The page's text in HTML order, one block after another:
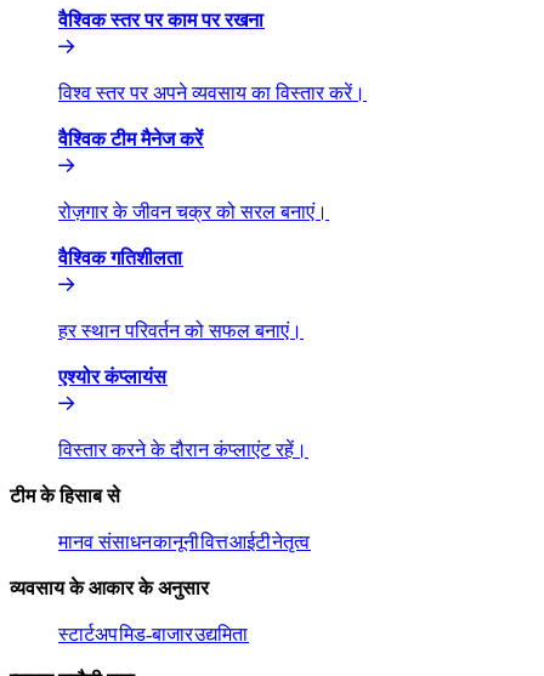
वैश्विक स्तर पर काम पर रखना​​
विश्व स्तर पर अपने व्यवसाय का विस्तार करें।​​
वैश्विक टीम मैनेज करें​​
रोज़गार के जीवन चक्र को सरल बनाएं।​​
वैश्विक गतिशीलता​​
हर स्थान परिवर्तन को सफल बनाएं।​​
एश्योर कंप्लायंस​​
विस्तार करने के दौरान कंप्लाएंट रहें।​​
टीम के हिसाब से​​
मानव संसाधन​​कानूनी​​वित्त​​आईटी​​नेतृत्व​​
व्यवसाय के आकार के अनुसार​​
स्टार्टअप​​मिड-बाजार​​उद्यमिता​​